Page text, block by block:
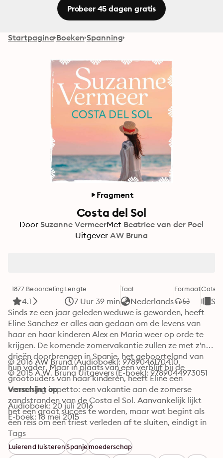
Probeer 45 dagen gratis
Startpagina Boeken Spanning
Fragment
Costa del Sol
Door Suzanne VermeerMet Beatrice van der Poel
Uitgever AW Bruna
1877 Beoordeling
4.1
Lengte
7 Uur 39 min
Taal
Nederlands
Formaat
Sinds ze een jaar geleden weduwe is geworden, heeft
Eline Sanchez er alles aan gedaan om de levens van
haar en haar kinderen Alex en Maria weer op orde te
krijgen. De komende zomervakantie zullen ze met z'n
drieën doorbrengen in Spanje, het geboorteland van
hun vader. Maar in plaats van een verblijf bij de
grootouders van haar kinderen, heeft Eline een
verrassing in petto: een vakantie aan de zomerse
zandstranden van de Costa el Sol. Aanvankelijk lijkt
het een groot succes te worden, maar wat begint als
een reis om een triest verleden af te sluiten, eindigt in
een gevecht op leven en dood...
© 2016 AW Bruna (Audioboek): 9789046170410
© 2015 A.W. Bruna Uitgevers (E-boek): 9789044973051
Verschijnt op
Audioboek: 20 juli 2016
E-boek: 18 mei 2015
Tags
Luierend luisterenSpanjemoederschap